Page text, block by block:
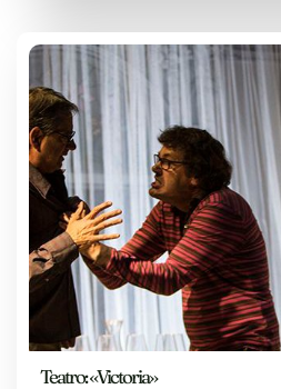
Teatro: «Victoria»